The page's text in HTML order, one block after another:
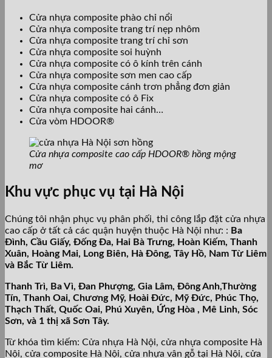
Cửa nhựa composite phào chỉ nổi
Cửa nhựa composite trang trí nẹp nhôm
Cửa nhựa composite trang trí chỉ sơn
Cửa nhựa composite soi huỳnh
Cửa nhựa composite có ô kính trên cánh
Cửa nhựa composite sơn men cao cấp
Cửa nhựa composite cánh trơn phẳng đơn giản
Cửa nhựa composite có ô Fix
Cửa nhựa composite hai cánh…
Cửa vòm HDOOR®
Cửa nhựa composite cao cấp HDOOR® hồng mộng
mơ
Khu vực phục vụ tại Hà Nội
Chúng tôi nhận phục vụ phân phối, thi công lắp đặt cửa nhựa
cao cấp ở tất cả các quận huyện thuộc Hà Nội như: : Ba
Đình, Cầu Giấy, Đống Đa, Hai Bà Trưng, Hoàn Kiếm, Thanh
Xuân, Hoàng Mai, Long Biên, Hà Đông, Tây Hồ, Nam Từ Liêm
và Bắc Từ Liêm.
Thanh Trì, Ba Vì, Đan Phượng, Gia Lâm, Đông Anh,Thường
Tín, Thanh Oai, Chương Mỹ, Hoài Đức, Mỹ Đức, Phúc Thọ,
Thạch Thất, Quốc Oai, Phú Xuyên, Ứng Hòa , Mê Linh, Sóc
Sơn, và 1 thị xã Sơn Tây.
Từ khóa tìm kiếm: Cửa nhựa Hà Nội, cửa nhựa composite Hà
Nội, cửa composite Hà Nội, cửa nhựa vân gỗ tại Hà Nội, cửa